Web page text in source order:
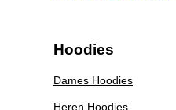
Hoodies
Dames Hoodies
Heren Hoodies